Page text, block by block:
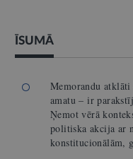
ĪSUMĀ
Memorandu
amatu – ir
Ņemot vērā
politiska akcija ar
konstitucionālām,